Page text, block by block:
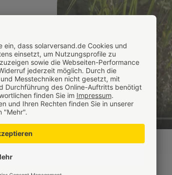
wird
im
sorgt.
und ohne
Sie